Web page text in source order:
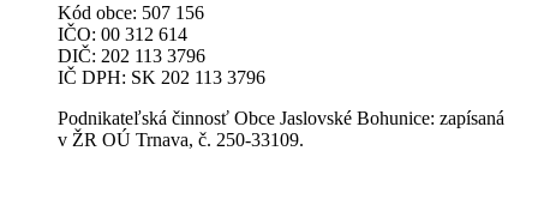
Kód obce: 507 156
IČO: 00 312 614
DIČ: 202 113 3796
IČ DPH: SK 202 113 3796
Podnikateľská činnosť Obce Jaslovské Bohunice: zapísaná
v ŽR OÚ Trnava, č. 250-33109.